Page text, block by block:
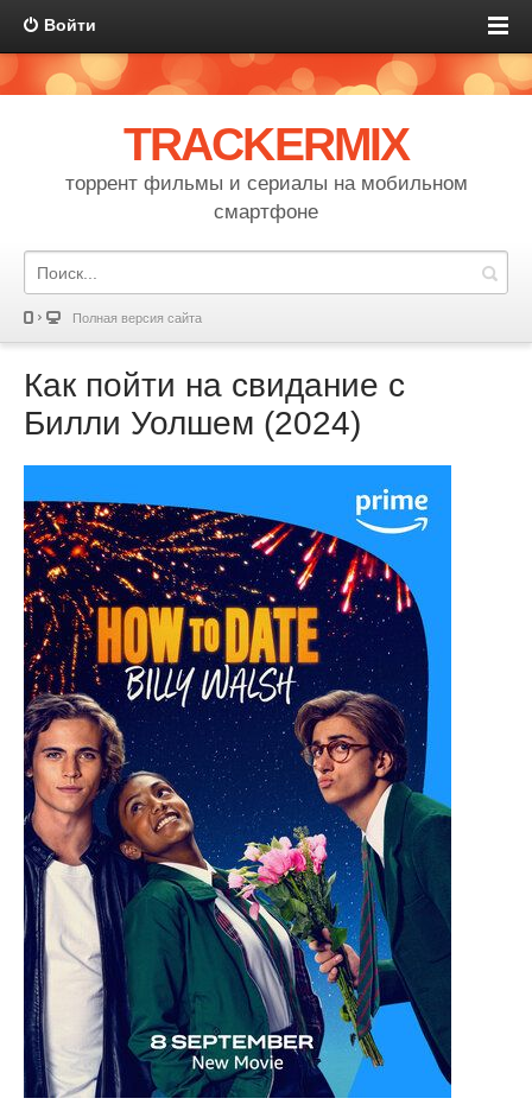
Войти
TRACKERMIX
торрент фильмы и сериалы на мобильном
смартфоне
Полная версия сайта
Как пойти на свидание с
Билли Уолшем (2024)